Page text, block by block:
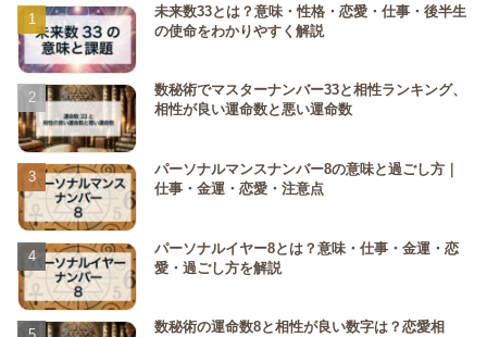
未来数33とは？意味・性格・恋愛・仕事・後半生
の使命をわかりやすく解説
数秘術でマスターナンバー33と相性ランキング、
相性が良い運命数と悪い運命数
パーソナルマンスナンバー8の意味と過ごし方｜
仕事・金運・恋愛・注意点
パーソナルイヤー8とは？意味・仕事・金運・恋
愛・過ごし方を解説
数秘術の運命数8と相性が良い数字は？恋愛相